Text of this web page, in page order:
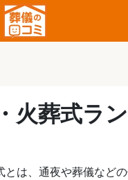
火葬式ラ
は、通夜や葬儀など